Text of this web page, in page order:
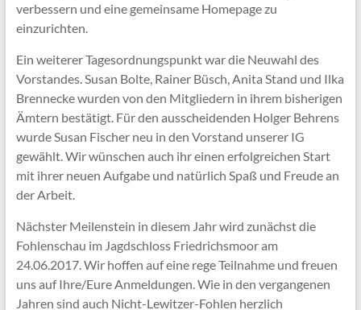
verbessern und eine gemeinsame Homepage zu
einzurichten.
Ein weiterer Tagesordnungspunkt war die Neuwahl des
Vorstandes. Susan Bolte, Rainer Büsch, Anita Stand und Ilka
Brennecke wurden von den Mitgliedern in ihrem bisherigen
Ämtern bestätigt. Für den ausscheidenden Holger Behrens
wurde Susan Fischer neu in den Vorstand unserer IG
gewählt. Wir wünschen auch ihr einen erfolgreichen Start
mit ihrer neuen Aufgabe und natürlich Spaß und Freude an
der Arbeit.
Nächster Meilenstein in diesem Jahr wird zunächst die
Fohlenschau im Jagdschloss Friedrichsmoor am
24.06.2017. Wir hoffen auf eine rege Teilnahme und freuen
uns auf Ihre/Eure Anmeldungen. Wie in den vergangenen
Jahren sind auch Nicht-Lewitzer-Fohlen herzlich